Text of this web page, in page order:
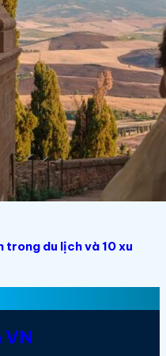
trong du lịch và 10 xu
VN